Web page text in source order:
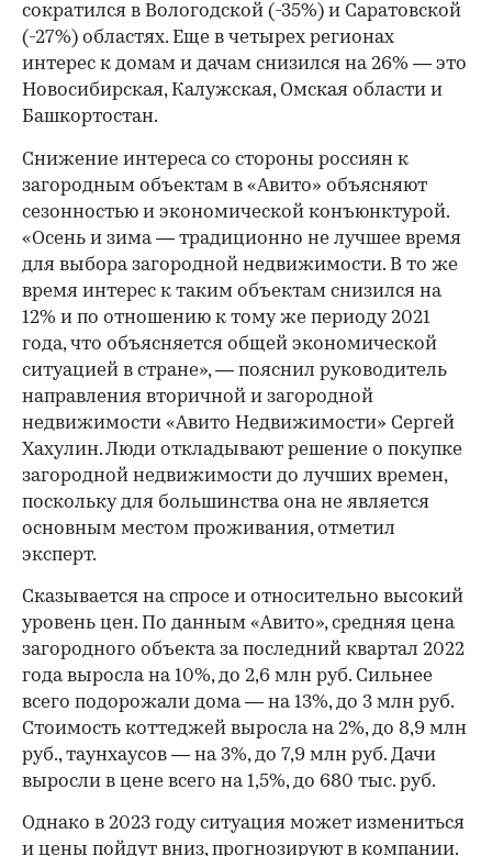
сократился в Вологодской (-35%) и Саратовской
(-27%) областях. Еще в четырех регионах
интерес к домам и дачам снизился на 26% — это
Новосибирская, Калужская, Омская области и
Башкортостан.
00:00 / 00:00
Снижение интереса со стороны россиян к
загородным объектам в «Авито» объясняют
сезонностью и экономической конъюнктурой.
«Осень и зима — традиционно не лучшее время
для выбора загородной недвижимости. В то же
время интерес к таким объектам снизился на
12% и по отношению к тому же периоду 2021
года, что объясняется общей экономической
ситуацией в стране», — пояснил руководитель
направления вторичной и загородной
недвижимости «Авито Недвижимости» Сергей
Хахулин. Люди откладывают решение о покупке
загородной недвижимости до лучших времен,
поскольку для большинства она не является
основным местом проживания, отметил
эксперт.
Сказывается на спросе и относительно высокий
уровень цен. По данным «Авито», средняя цена
загородного объекта за последний квартал 2022
года выросла на 10%, до 2,6 млн руб. Сильнее
всего подорожали дома — на 13%, до 3 млн руб.
Стоимость коттеджей выросла на 2%, до 8,9 млн
руб., таунхаусов — на 3%, до 7,9 млн руб. Дачи
выросли в цене всего на 1,5%, до 680 тыс. руб.
Однако в 2023 году ситуация может измениться
и цены пойдут вниз, прогнозируют в компании.